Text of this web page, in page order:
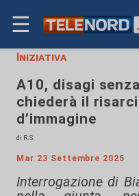
☰
Iniziativa
A10, disagi
chiederà il
d’immagine
di R.S.
Mar 23 Settembre 2025
Interrogazione di